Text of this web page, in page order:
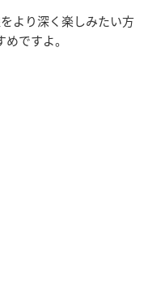
より深く楽しみたい方
ですよ。